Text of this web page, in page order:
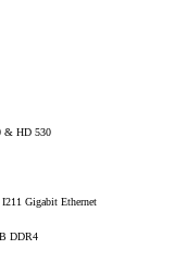
& HD 530
Gigabit Ethernet
DDR4